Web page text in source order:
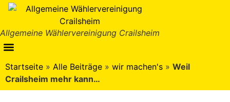
Allgemeine Wählervereinigung Crailsheim
Startseite » Alle Beiträge » wir machen's » Weil
Crailsheim mehr kann…